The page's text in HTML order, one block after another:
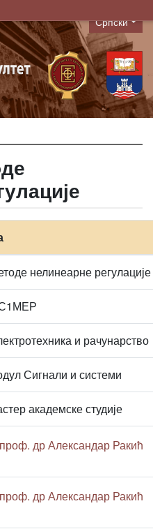
Language
Српски
нелинеарне регулације
и рачунарство
Сигнали и системи
академске студије
проф. др Александар Ракић
проф. др Александар Ракић